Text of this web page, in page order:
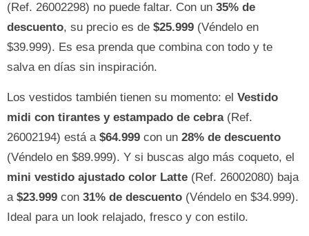
(Ref. 26002298) no puede faltar. Con un 35% de
descuento, su precio es de $25.999 (Véndelo en
$39.999). Es esa prenda que combina con todo y te
salva en días sin inspiración.
Los vestidos también tienen su momento: el Vestido
midi con tirantes y estampado de cebra(Ref.
26002194) está a $64.999 con un 28% de descuento
(Véndelo en $89.999). Y si buscas algo más coqueto, el
mini vestido ajustado color Latte (Ref. 26002080) baja
a $23.999 con 31% de descuento (Véndelo en $34.999).
Ideal para un look relajado, fresco y con estilo.